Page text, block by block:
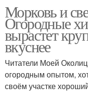
Морковь и
Огородные
вырастет
вкуснее
Читатели Моей
огородным опытом,
своём участке